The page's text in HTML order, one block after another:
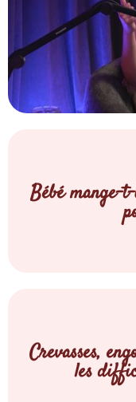
Bébé mange-
Crevasses,
les